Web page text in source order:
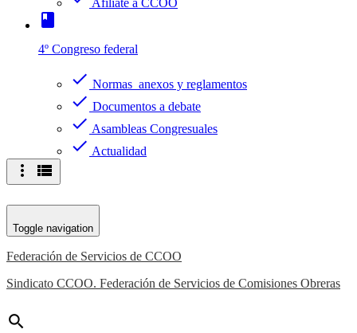
Afíliate a CCOO
book
4º Congreso federal
check Normas anexos y reglamentos
check Documentos a debate
check Asambleas Congresuales
check Actualidad
more_vert view_list
Toggle navigation
Federación de Servicios de CCOO
Sindicato CCOO. Federación de Servicios de Comisiones Obreras
search